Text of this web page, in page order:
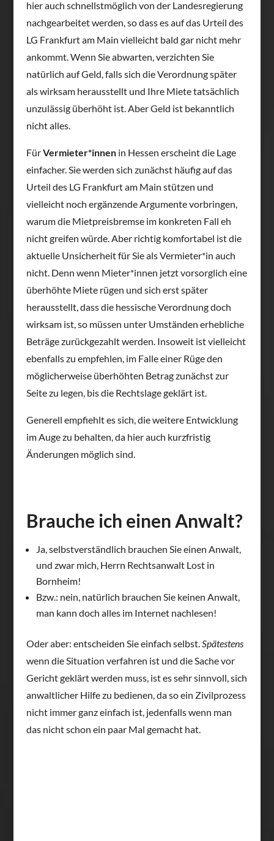
hier auch schnellstmöglich von der Landesregierung
nachgearbeitet werden, so dass es auf das Urteil des
LG Frankfurt am Main vielleicht bald gar nicht mehr
ankommt. Wenn Sie abwarten, verzichten Sie
natürlich auf Geld, falls sich die Verordnung später
als wirksam herausstellt und Ihre Miete tatsächlich
unzulässig überhöht ist. Aber Geld ist bekanntlich
nicht alles.
FürVermieter*innenin Hessen erscheint die Lage
einfacher. Sie werden sich zunächst häufig auf das
Urteil des LG Frankfurt am Main stützen und
vielleicht noch ergänzende Argumente vorbringen,
warum die Mietpreisbremse im konkreten Fall eh
nicht greifen würde. Aber richtig komfortabel ist die
aktuelle Unsicherheit für Sie als Vermieter*in auch
nicht. Denn wenn Mieter*innen jetzt vorsorglich eine
überhöhte Miete rügen und sich erst später
herausstellt, dass die hessische Verordnung doch
wirksam ist, so müssen unter Umständen erhebliche
Beträge zurückgezahlt werden. Insoweit ist vielleicht
ebenfalls zu empfehlen, im Falle einer Rüge den
möglicherweise überhöhten Betrag zunächst zur
Seite zu legen, bis die Rechtslage geklärt ist.
Generell empfiehlt es sich, die weitere Entwicklung
im Auge zu behalten, da hier auch kurzfristig
Änderungen möglich sind.
Brauche ich einen Anwalt?
Ja, selbstverständlich brauchen Sie einen Anwalt,
und zwar mich, Herrn Rechtsanwalt Lost in
Bornheim!
Bzw.: nein, natürlich brauchen Sie keinen Anwalt,
man kann doch alles im Internet nachlesen!
Oder aber: entscheiden Sie einfach selbst. Spätestens
wenn die Situation verfahren ist und die Sache vor
Gericht geklärt werden muss, ist es sehr sinnvoll, sich
anwaltlicher Hilfe zu bedienen, da so ein Zivilprozess
nicht immer ganz einfach ist, jedenfalls wenn man
das nicht schon ein paar Mal gemacht hat.